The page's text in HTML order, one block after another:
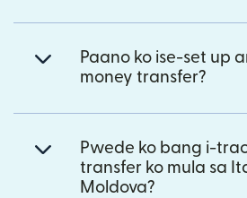
Paano ko ise-set up
money transfer?
Pwede ko bang i-
transfer ko mula sa
Moldova?